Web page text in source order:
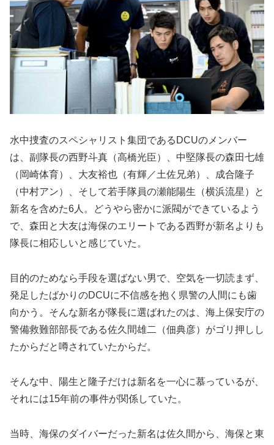
水中捜査のスペシャリスト集団であるDCUのメンバー
は、副隊長の西野斗真（高橋光臣）、中堅隊長の森田七雄
（岡崎体育）、大友裕也（有輝／土佐兄弟）、成合隆子
（中村アン）、そして若手隊員の瀬能陽生（横浜流星）と
新名を含めた6人。どうやら密かに派閥ができているよう
で、森田と大友は海保のエリートである西野が新名よりも
隊長に相応しいと感じていた。
目的のためなら手段を選ばない男で、空気を一切読まず、
発足したばかりのDCUに不信感を抱く県警の人間にも歯
向かう。そんな新名が隊長に選ばれたのは、海上保安庁の
警備救難部部長である佐久間雄二（佃典彦）がゴリ押しし
たからだと噂されていたからだ。
そんな中、陽生と隆子だけは新名を一心に慕っているが、
それには15年前の事件が関係していた。
当時、海保のダイバーだった新名は佐久間から、海保と東